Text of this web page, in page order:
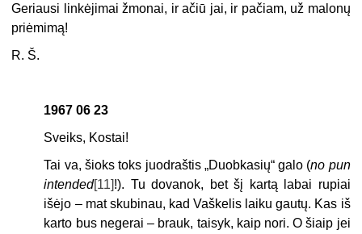
Geriausi linkėjimai žmonai, ir ačiū jai, ir pačiam, už malonų
priėmimą!
R. Š.
1967 06 23
Sveiks, Kostai!
Tai va, šioks toks juodraštis „Duobkasių“ galo (no pun
intended[11]!). Tu dovanok, bet šį kartą labai rupiai
išėjo – mat skubinau, kad Vaškelis laiku gautų. Kas iš
karto bus negerai – brauk, taisyk, kaip nori. O šiaip jei